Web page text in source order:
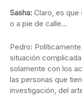
Sasha: Claro, es que
o a pie de calle…
Pedro:
situación
solamente con los
las personas que
investigación, del